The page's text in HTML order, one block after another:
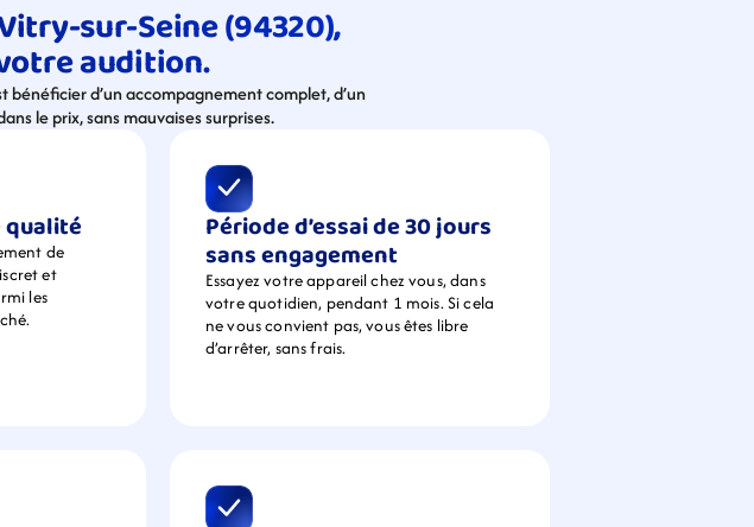
sur-Seine (94320),
audition.
bénéficier d’un accompagnement complet, d’un
le prix, sans mauvaises surprises.
qualité
de
et
les
Période d’essai de 30 jours
sans engagement
Essayez votre appareil chez vous, dans
votre quotidien, pendant 1 mois. Si cela
ne vous convient pas, vous êtes libre
d’arrêter, sans frais.